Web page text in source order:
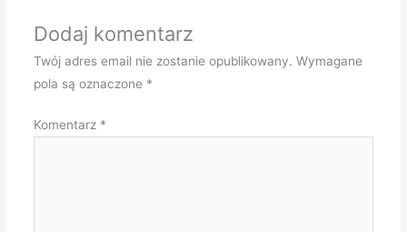
Dodaj komentarz
Twój adres email nie zostanie opublikowany. Wymagane
pola są oznaczone *
Komentarz *